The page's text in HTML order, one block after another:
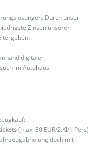
Durch unser
Zinsen unserer
digitaler
im Autohaus.
(max. 30 EUR/2.Kl/1 Pers)
doch mit